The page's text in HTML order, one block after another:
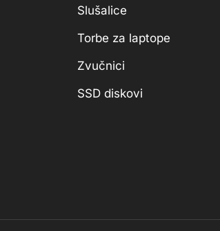
Slušalice
Torbe za laptope
Zvučnici
SSD diskovi